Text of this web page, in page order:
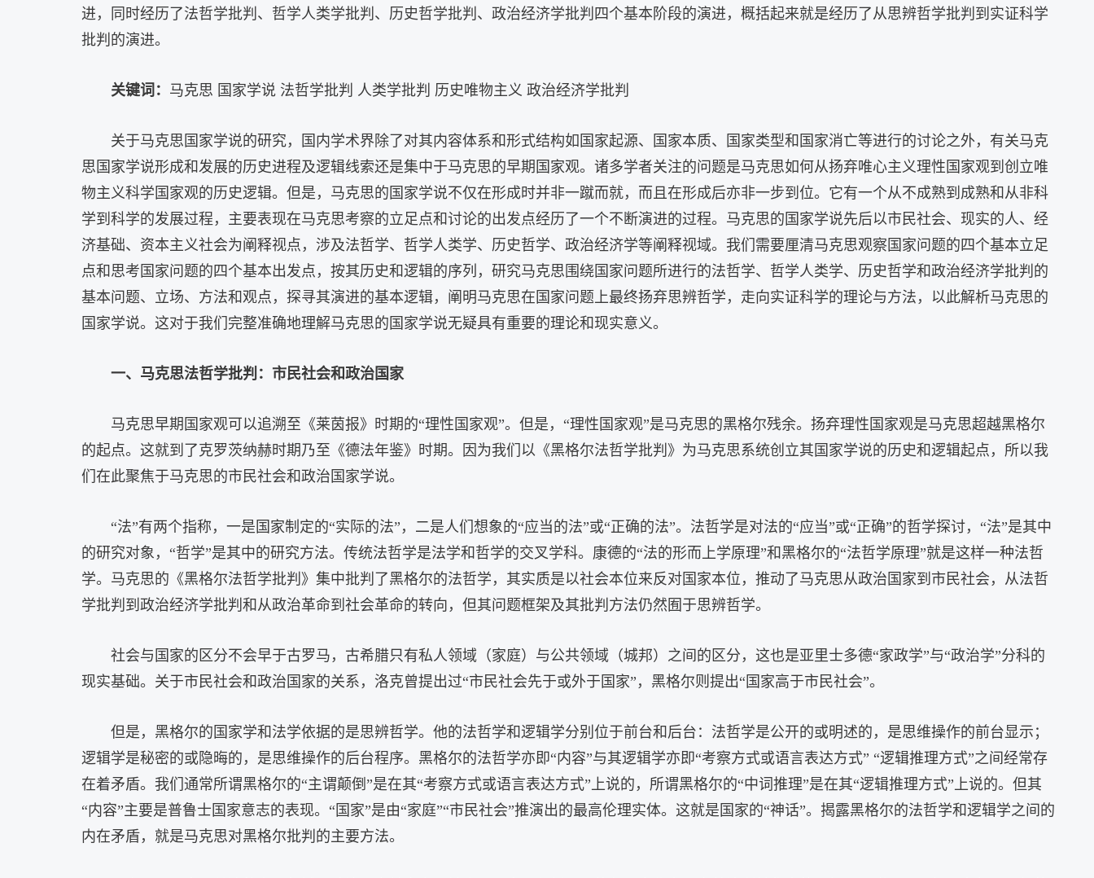
进，同时经历了法哲学批判、哲学人类学批判、历史哲学批判、政治经济学批判四个基本阶段的演进，概括起来就是经历了从思辨哲学批判到实证科学
批判的演进。
关键词： 马克思 国家学说 法哲学批判 人类学批判 历史唯物主义 政治经济学批判
关于马克思国家学说的研究，国内学术界除了对其内容体系和形式结构如国家起源、国家本质、国家类型和国家消亡等进行的讨论之外，有关马克
思国家学说形成和发展的历史进程及逻辑线索还是集中于马克思的早期国家观。诸多学者关注的问题是马克思如何从扬弃唯心主义理性国家观到创立唯
物主义科学国家观的历史逻辑。但是，马克思的国家学说不仅在形成时并非一蹴而就，而且在形成后亦非一步到位。它有一个从不成熟到成熟和从非科
学到科学的发展过程，主要表现在马克思考察的立足点和讨论的出发点经历了一个不断演进的过程。马克思的国家学说先后以市民社会、现实的人、经
济基础、资本主义社会为阐释视点，涉及法哲学、哲学人类学、历史哲学、政治经济学等阐释视域。我们需要厘清马克思观察国家问题的四个基本立足
点和思考国家问题的四个基本出发点，按其历史和逻辑的序列，研究马克思围绕国家问题所进行的法哲学、哲学人类学、历史哲学和政治经济学批判的
基本问题、立场、方法和观点，探寻其演进的基本逻辑，阐明马克思在国家问题上最终扬弃思辨哲学，走向实证科学的理论与方法，以此解析马克思的
国家学说。这对于我们完整准确地理解马克思的国家学说无疑具有重要的理论和现实意义。
一、马克思法哲学批判：市民社会和政治国家
马克思早期国家观可以追溯至《莱茵报》时期的“理性国家观”。但是，“理性国家观”是马克思的黑格尔残余。扬弃理性国家观是马克思超越黑格尔
的起点。这就到了克罗茨纳赫时期乃至《德法年鉴》时期。因为我们以《黑格尔法哲学批判》为马克思系统创立其国家学说的历史和逻辑起点，所以我
们在此聚焦于马克思的市民社会和政治国家学说。
“法”有两个指称，一是国家制定的“实际的法”，二是人们想象的“应当的法”或“正确的法”。法哲学是对法的“应当”或“正确”的哲学探讨，“法”是其中
的研究对象，“哲学”是其中的研究方法。传统法哲学是法学和哲学的交叉学科。康德的“法的形而上学原理”和黑格尔的“法哲学原理”就是这样一种法哲
学。马克思的《黑格尔法哲学批判》集中批判了黑格尔的法哲学，其实质是以社会本位来反对国家本位，推动了马克思从政治国家到市民社会，从法哲
学批判到政治经济学批判和从政治革命到社会革命的转向，但其问题框架及其批判方法仍然囿于思辨哲学。
社会与国家的区分不会早于古罗马，古希腊只有私人领域（家庭）与公共领域（城邦）之间的区分，这也是亚里士多德“家政学”与“政治学”分科的
现实基础。关于市民社会和政治国家的关系，洛克曾提出过“市民社会先于或外于国家”，黑格尔则提出“国家高于市民社会”。
但是，黑格尔的国家学和法学依据的是思辨哲学。他的法哲学和逻辑学分别位于前台和后台：法哲学是公开的或明述的，是思维操作的前台显示；
逻辑学是秘密的或隐晦的，是思维操作的后台程序。黑格尔的法哲学亦即“内容”与其逻辑学亦即“考察方式或语言表达方式” “逻辑推理方式”之间经常存
在着矛盾。我们通常所谓黑格尔的“主谓颠倒”是在其“考察方式或语言表达方式”上说的，所谓黑格尔的“中词推理”是在其“逻辑推理方式”上说的。但其
“内容”主要是普鲁士国家意志的表现。“国家”是由“家庭”“市民社会”推演出的最高伦理实体。这就是国家的“神话”。揭露黑格尔的法哲学和逻辑学之间的
内在矛盾，就是马克思对黑格尔批判的主要方法。